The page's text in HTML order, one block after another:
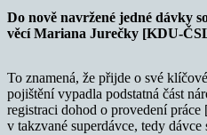
Do nově navržené jedné dávky
věcí Mariana Jurečky [KDU-
To znamená, že přijde o své
pojištění vypadla podstatná část
registraci dohod o provedení
v takzvané superdávce, tedy